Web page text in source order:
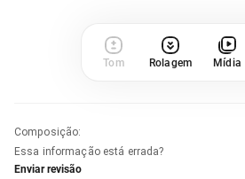
Tom Rolagem Mídia
Composição:
Essa informação está errada?
Enviar revisão